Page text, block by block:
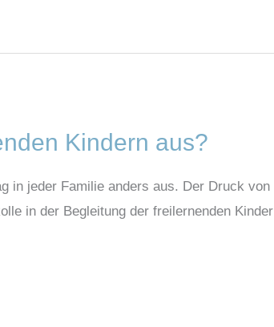
Kindern aus?
in jeder Familie anders aus. Der Druck von
in der Begleitung der freilernenden Kinder